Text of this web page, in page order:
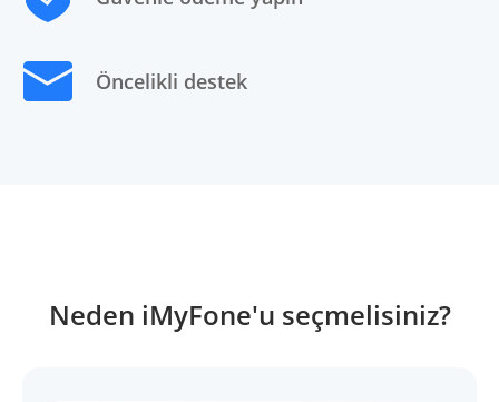
Öncelikli destek
Neden iMyFone'u seçmelisiniz?